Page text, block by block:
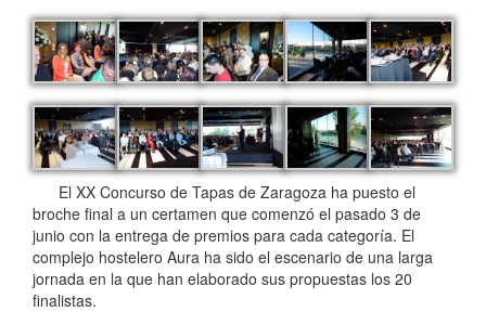
El XX Concurso de Tapas de Zaragoza ha puesto el
broche final a un certamen que comenzó el pasado 3 de
junio con la entrega de premios para cada categoría. El
complejo hostelero Aura ha sido el escenario de una larga
jornada en la que han elaborado sus propuestas los 20
finalistas.